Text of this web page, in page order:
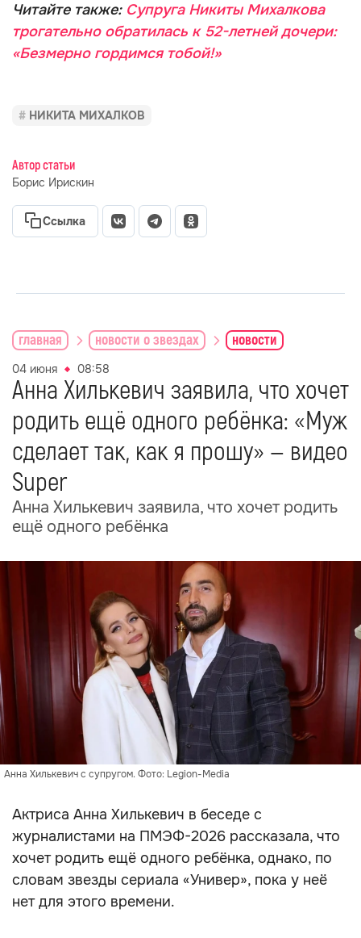
Читайте также: Супруга Никиты Михалкова
трогательно обратилась к 52-летней дочери:
«Безмерно гордимся тобой!»
НИКИТА МИХАЛКОВ
Автор статьи
Борис Ирискин
Ссылка
главная новости о звездах новости
04 июня 08:58
Анна Хилькевич заявила, что хочет
родить ещё одного ребёнка: «Муж
сделает так, как я прошу» — видео
Super
Анна Хилькевич заявила, что хочет родить
ещё одного ребёнка
Анна Хилькевич с супругом. Фото: Legion-Media
Актриса Анна Хилькевич в беседе с
журналистами на ПМЭФ-2026 рассказала, что
хочет родить ещё одного ребёнка, однако, по
словам звезды сериала «Универ», пока у неё
нет для этого времени.